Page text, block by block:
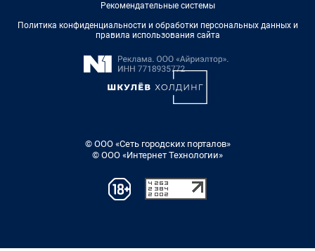
Рекомендательные системы
Политика конфиденциальности и обработки персональных данных и
правила использования сайта
© ООО «Сеть городских порталов»
© ООО «Интернет Технологии»